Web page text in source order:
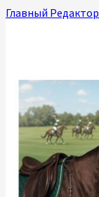
Главный Редактор